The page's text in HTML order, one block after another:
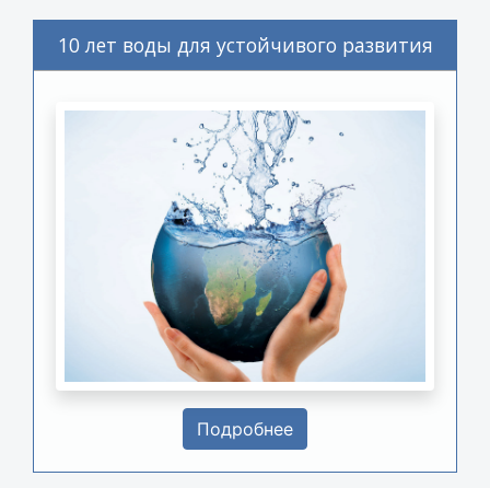
10 лет воды для устойчивого развития
Подробнее